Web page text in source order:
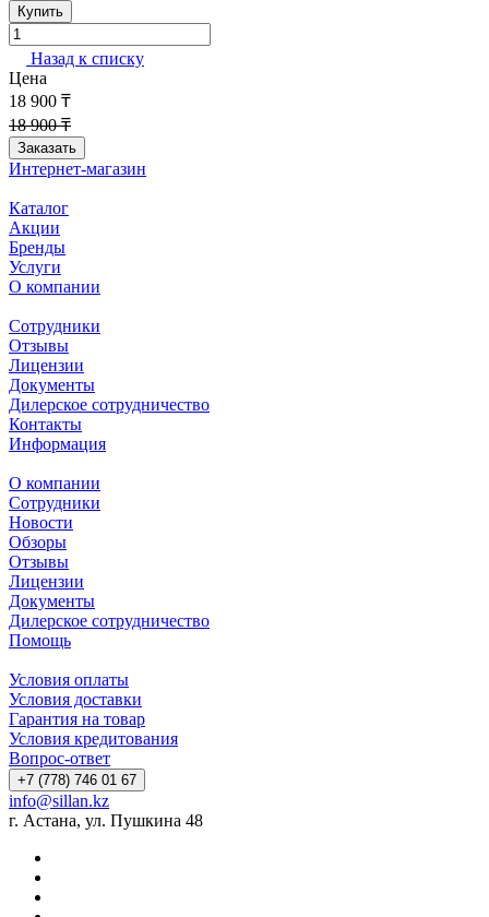
Купить
Назад к списку
Цена
18 900 ₸
18 900 ₸
Заказать
Интернет-магазин
Каталог
Акции
Бренды
Услуги
О компании
Сотрудники
Отзывы
Лицензии
Документы
Дилерское сотрудничество
Контакты
Информация
О компании
Сотрудники
Новости
Обзоры
Отзывы
Лицензии
Документы
Дилерское сотрудничество
Помощь
Условия оплаты
Условия доставки
Гарантия на товар
Условия кредитования
Вопрос-ответ
+7 (778) 746 01 67
info@sillan.kz
г. Астана, ул. Пушкина 48